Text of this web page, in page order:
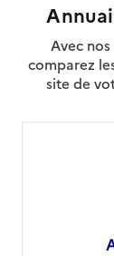
Avec
comparez
site de